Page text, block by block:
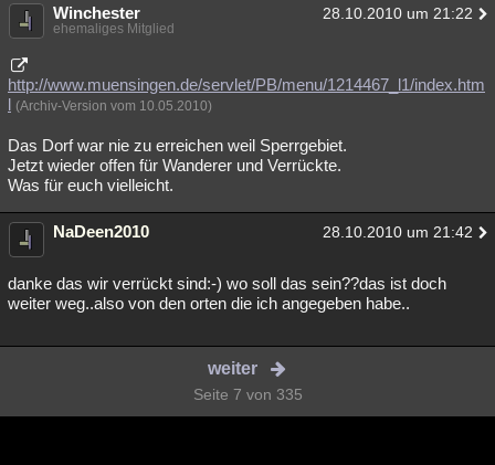
Winchester 28.10.2010 um 21:22
ehemaliges Mitglied
http://www.muensingen.de/servlet/PB/menu/1214467_l1/index.htm
l (Archiv-Version vom 10.05.2010)
Das Dorf war nie zu erreichen weil Sperrgebiet.
Jetzt wieder offen für Wanderer und Verrückte.
Was für euch vielleicht.
NaDeen2010 28.10.2010 um 21:42
danke das wir verrückt sind:-) wo soll das sein??das ist doch
weiter weg..also von den orten die ich angegeben habe..
weiter
Seite 7 von 335